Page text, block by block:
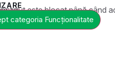
corespunzătoare de cookie-uri.
categoria Funcționalitate